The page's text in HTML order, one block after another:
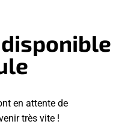
en attente de
très vite !